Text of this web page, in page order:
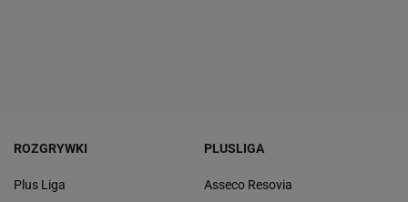
ROZGRYWKI
Plus Liga
PLUSLIGA
Asseco Resovia